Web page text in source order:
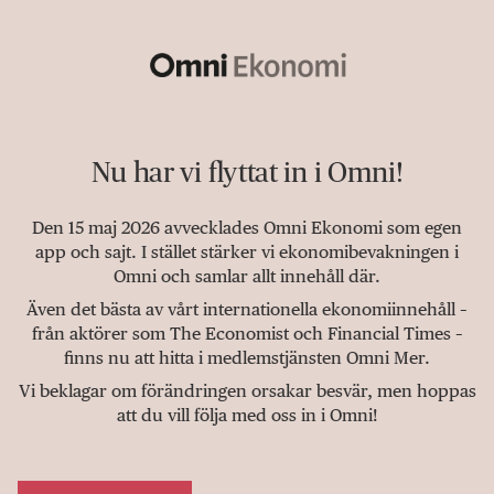
Nu har vi flyttat in i Omni!
Den 15 maj 2026 avvecklades Omni Ekonomi som egen
app och sajt. I stället stärker vi ekonomibevakningen i
Omni och samlar allt innehåll där.
Även det bästa av vårt internationella ekonomiinnehåll –
från aktörer som The Economist och Financial Times –
finns nu att hitta i medlemstjänsten Omni Mer.
Vi beklagar om förändringen orsakar besvär, men hoppas
att du vill följa med oss in i Omni!